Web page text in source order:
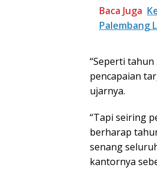
Baca Juga
Palembang
“Seperti
pencapaian
ujarnya.
“Tapi seiring
berharap
senang
kantornya